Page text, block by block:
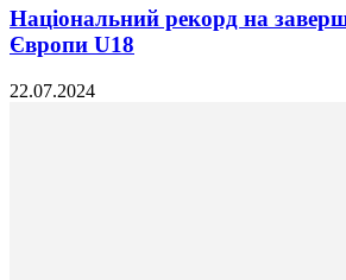
Національний рекорд на
Європи U18
22.07.2024